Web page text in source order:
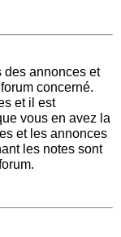
des annonces et
concerné.
et il est
vous en avez la
et les annonces
les notes sont